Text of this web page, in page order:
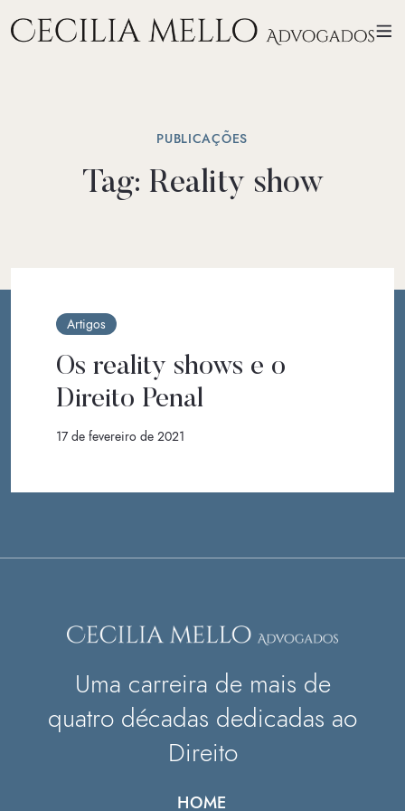
PUBLICAÇÕES
Tag: Reality show
Artigos
Os reality shows e o
Direito Penal
17 de fevereiro de 2021
Uma carreira de mais de
quatro décadas dedicadas ao
Direito
HOME